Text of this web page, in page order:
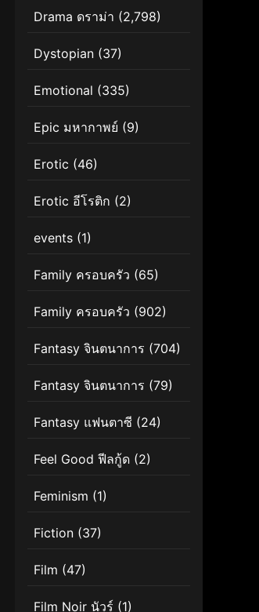
Drama ดราม่า (2,798)
Dystopian (37)
Emotional (335)
Epic มหากาพย์ (9)
Erotic (46)
Erotic อีโรติก (2)
events (1)
Family ครอบครัว (65)
Family ครอบครัว (902)
Fantasy จินตนาการ (704)
Fantasy จินตนาการ (79)
Fantasy แฟนตาซี (24)
Feel Good ฟีลกู้ด (2)
Feminism (1)
Fiction (37)
Film (47)
Film Noir นัวร์ (1)